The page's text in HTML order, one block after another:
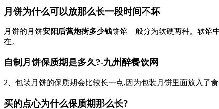
月饼为什么可以放那么长一段时间不坏
月饼的月饼安阳后营炮街多少钱饼馅一般分为软硬两种。软馅
在。
自制月饼保质期是多久?-九州醉餐饮网
2、包装月饼的保质期会比较长一点,因为包装月饼里面放入了
买的点心为什么保质期那么长?